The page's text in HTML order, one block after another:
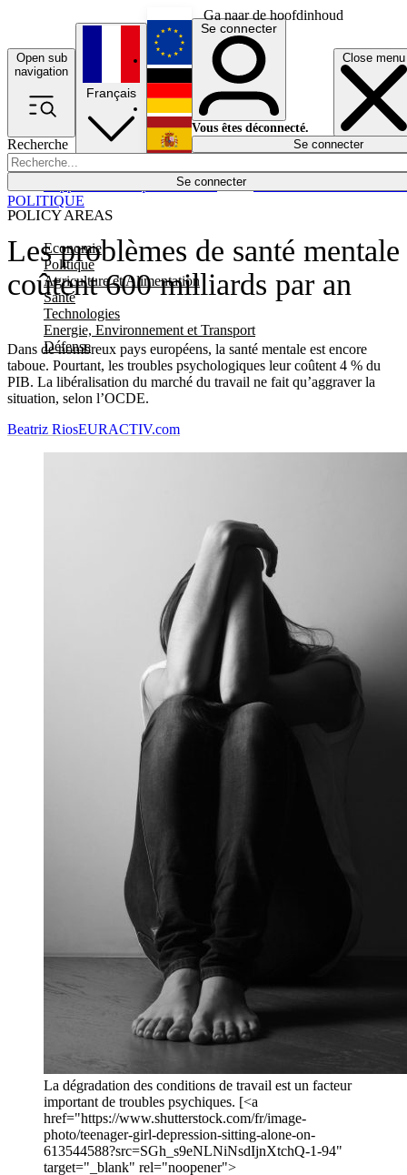
Ga naar de hoofdinhoud
Open sub
navigation
Close menu
Recherche
Se connecter
POLICY AREAS
Economie
Politique
Agriculture et Alimentation
Santé
Technologies
Energie, Environnement et Transport
Défense
Économie
Français
English
Deutsch
Español
Se connecter
Vous êtes déconnecté.
Se connecter
Les problèmes de santé mentale
coûtent 600 milliards par an
Dans de nombreux pays européens, la santé mentale est encore
taboue. Pourtant, les troubles psychologiques leur coûtent 4 % du
PIB. La libéralisation du marché du travail ne fait qu’aggraver la
situation, selon l’OCDE.
POLITIQUE
Beatriz RiosEURACTIV.com
La dégradation des conditions de travail est un facteur
important de troubles psychiques. [<a
href="https://www.shutterstock.com/fr/image-
photo/teenager-girl-depression-sitting-alone-on-
613544588?src=SGh_s9eNLNiNsdIjnXtchQ-1-94"
target="_blank" rel="noopener">